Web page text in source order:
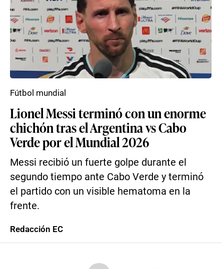
Lionel Messi terminó con un enorme
chichón tras el Argentina vs Cabo
Verde por el Mundial 2026
Messi recibió un fuerte golpe durante el
segundo tiempo ante Cabo Verde y terminó
el partido con un visible hematoma en la
frente.
Fútbol mundial
Redacción EC